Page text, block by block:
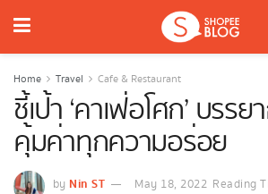
Home Travel Cafe & Restaurant
ชี้เป้า ‘คาเฟ่อโศก’ บรร
คุ้มค่าทุกความอร่อย
by Nin ST May 18, 2022 Reading